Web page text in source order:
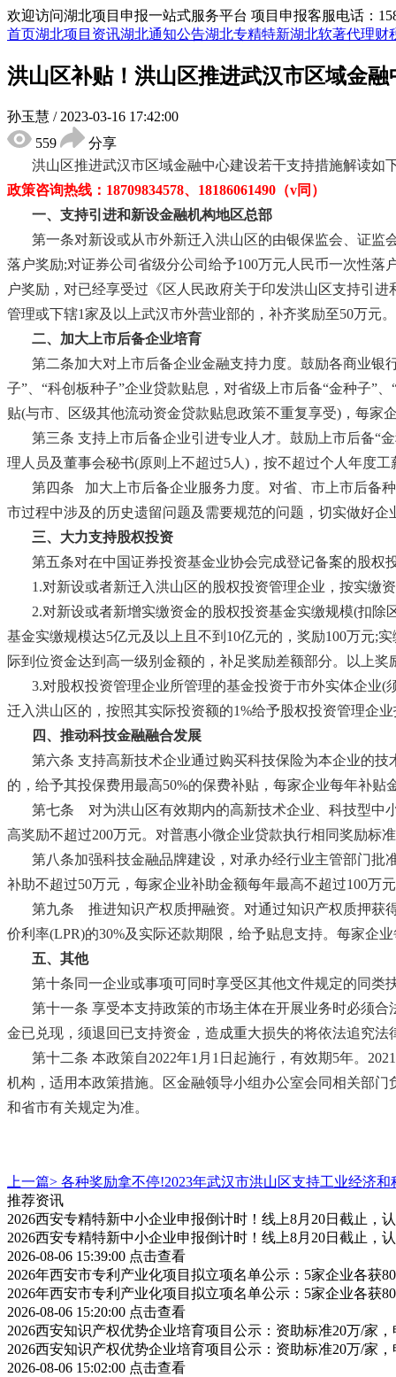
欢迎访问湖北项目申报一站式服务平台 项目申报客服电话：
首页湖北项目资讯湖北通知公告湖北专精特新湖北软著代理财
洪山区补贴！洪山区推进武汉市区域金
孙玉慧 / 2023-03-16 17:42:00
559
分享
洪山区推进武汉市区域金融中心建设若干支持措施解读如
政策咨询热线： 18709834578、 18186061490 （v同）
一、支持引进和新设金融机构地区总部
第一条对新设或从市外新迁入洪山区的由银保监会、证
落户奖励;对证券公司省级分公司给予100万元人民币一次性
户奖励，对已经享受过《区人民政府关于印发洪山区支持引
管理或下辖1家及以上武汉市外营业部的，补齐奖励至50万元
二、加大上市后备企业培育
第二条加大对上市后备企业金融支持力度。鼓励各商业银
子”、“科创板种子”企业贷款贴息，对省级上市后备“金种子”
贴(与市、区级其他流动资金贷款贴息政策不重复享受)，每家
第三条 支持上市后备企业引进专业人才。鼓励上市后备“
理人员及董事会秘书(原则上不超过5人)，按不超过个人年度
第四条 加大上市后备企业服务力度。对省、市上市后备
市过程中涉及的历史遗留问题及需要规范的问题，切实做好
三、大力支持股权投资
第五条对在中国证券投资基金业协会完成登记备案的股权
1.对新设或者新迁入洪山区的股权投资管理企业，按实缴
2.对新设或者新增实缴资金的股权投资基金实缴规模(扣
基金实缴规模达5亿元及以上且不到10亿元的，奖励100万元;
际到位资金达到高一级别金额的，补足奖励差额部分。以上
3.对股权投资管理企业所管理的基金投资于市外实体企业
迁入洪山区的，按照其实际投资额的1%给予股权投资管理企
四、推动科技金融融合发展
第六条 支持高新技术企业通过购买科技保险为本企业的
的，给予其投保费用最高50%的保费补贴，每家企业每年补贴
第七条 对为洪山区有效期内的高新技术企业、科技型中
高奖励不超过200万元。对普惠小微企业贷款执行相同奖励标
第八条加强科技金融品牌建设，对承办经行业主管部门
补助不超过50万元，每家企业补助金额每年最高不超过100万
第九条 推进知识产权质押融资。对通过知识产权质押获
价利率(LPR)的30%及实际还款期限，给予贴息支持。每家企
五、其他
第十条同一企业或事项可同时享受区其他文件规定的同
第十一条 享受本支持政策的市场主体在开展业务时必须
金已兑现，须退回已支持资金，造成重大损失的将依法追究法
第十二条 本政策自2022年1月1日起施行，有效期5年。
机构，适用本政策措施。区金融领导小组办公室会同相关部
和省市有关规定为准。
上一篇> 各种奖励拿不停!2023年武汉市洪山区支持工业经济
推荐资讯
2026西安专精特新中小企业申报倒计时！线上8月20日截止，
2026西安专精特新中小企业申报倒计时！线上8月20日截止，
2026-08-06 15:39:00 点击查看
2026年西安市专利产业化项目拟立项名单公示：5家企业各获
2026年西安市专利产业化项目拟立项名单公示：5家企业各获
2026-08-06 15:20:00 点击查看
2026西安知识产权优势企业培育项目公示：资助标准20万/家
2026西安知识产权优势企业培育项目公示：资助标准20万/家
2026-08-06 15:02:00 点击查看